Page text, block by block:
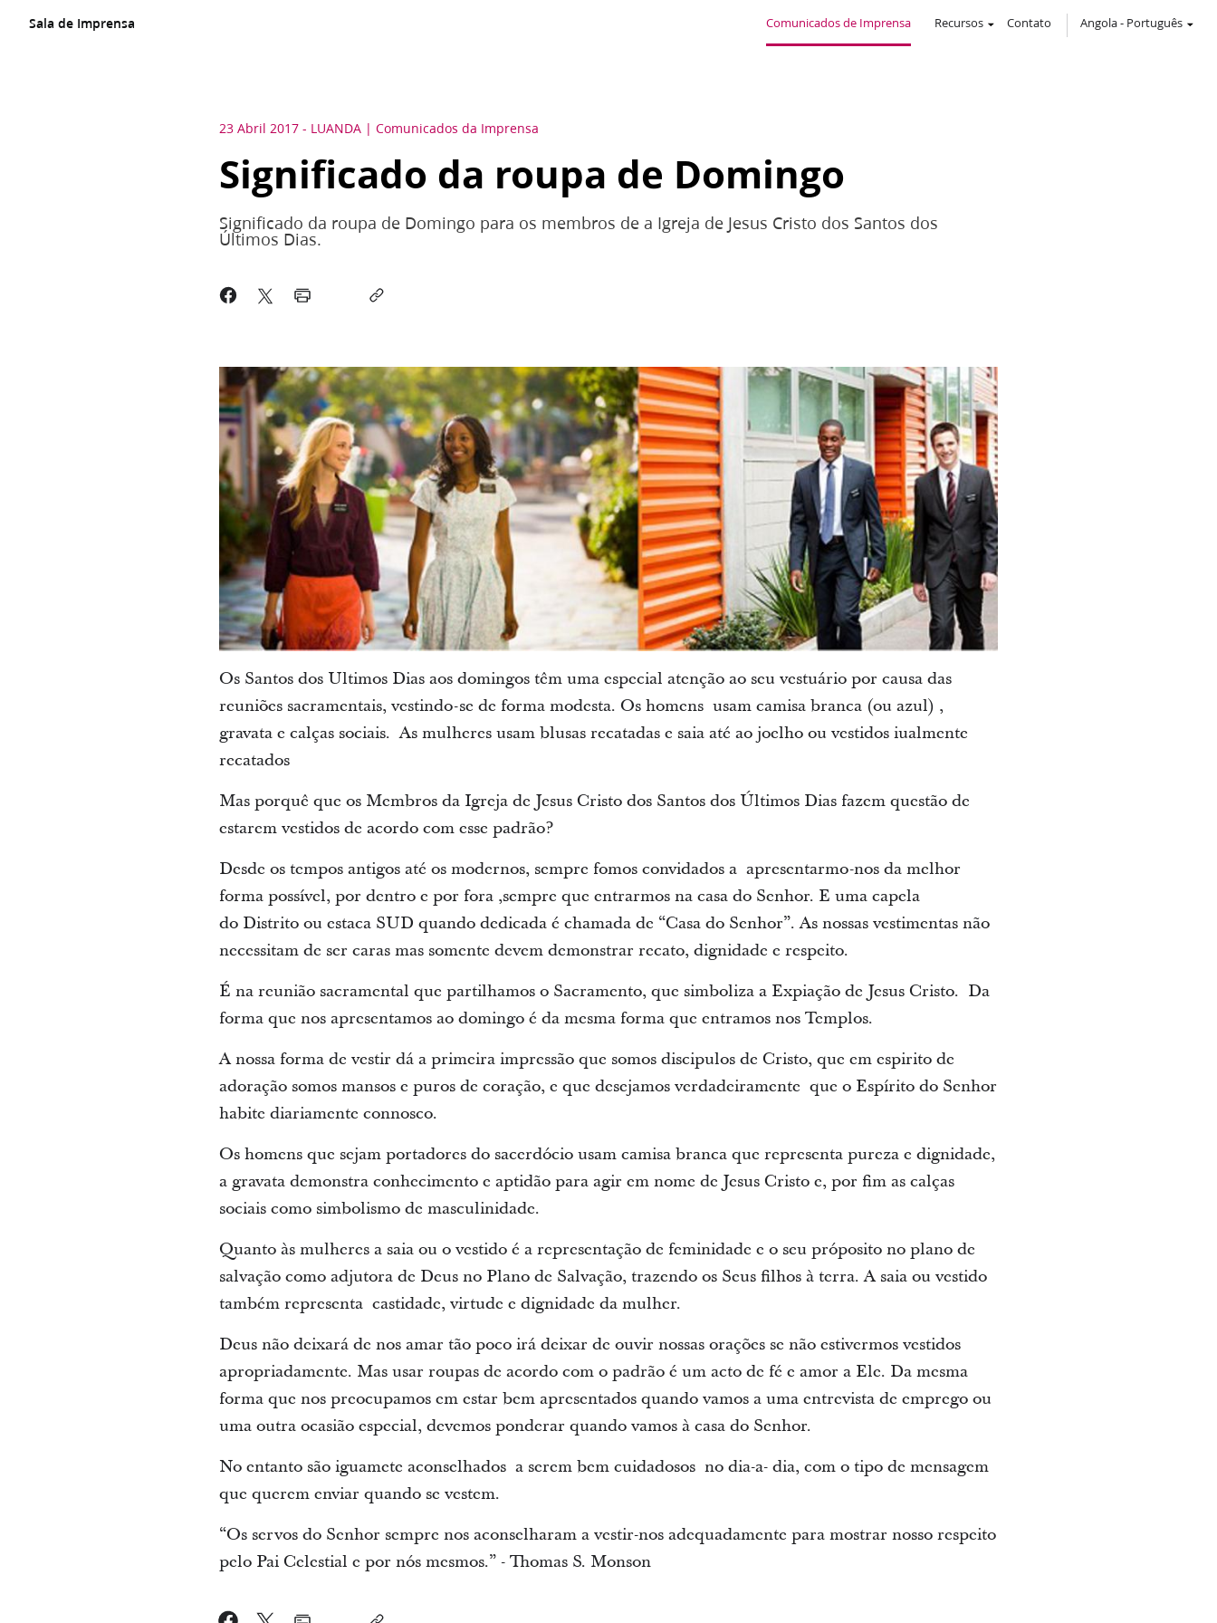
Sala de Imprensa Comunicados de Imprensa Recursos Contato Angola- Português
23 Abril 2017 - LUANDA Comunicados da Imprensa
Significado da roupa de Domingo
Significado da roupa de Domingo para os membros de a Igreja de Jesus Cristo dos Santos dos
Últimos Dias.
Os Santos dos Ultimos Dias aos domingos têm uma especial atenção ao seu vestuário por causa das
reuniões sacramentais, vestindo-se de forma modesta. Os homens usam camisa branca (ou azul) ,
gravata e calças sociais. As mulheres usam blusas recatadas e saia até ao joelho ou vestidos iualmente
recatados
Mas porquê que os Membros da Igreja de Jesus Cristo dos Santos dos Últimos Dias fazem questão de
estarem vestidos de acordo com esse padrão?
Desde os tempos antigos até os modernos, sempre fomos convidados a apresentarmo-nos da melhor
forma possível, por dentro e por fora ,sempre que entrarmos na casa do Senhor. E uma capela
do Distrito ou estaca SUD quando dedicada é chamada de “Casa do Senhor”. As nossas vestimentas não
necessitam de ser caras mas somente devem demonstrar recato, dignidade e respeito.
É na reunião sacramental que partilhamos o Sacramento, que simboliza a Expiação de Jesus Cristo. Da
forma que nos apresentamos ao domingo é da mesma forma que entramos nos Templos.
A nossa forma de vestir dá a primeira impressão que somos discipulos de Cristo, que em espirito de
adoração somos mansos e puros de coração, e que desejamos verdadeiramente que o Espírito do Senhor
habite diariamente connosco.
Os homens que sejam portadores do sacerdócio usam camisa branca que representa pureza e dignidade,
a gravata demonstra conhecimento e aptidão para agir em nome de Jesus Cristo e, por fim as calças
sociais como simbolismo de masculinidade.
Quanto às mulheres a saia ou o vestido é a representação de feminidade e o seu próposito no plano de
salvação como adjutora de Deus no Plano de Salvação, trazendo os Seus filhos à terra. A saia ou vestido
também representa castidade, virtude e dignidade da mulher.
Deus não deixará de nos amar tão poco irá deixar de ouvir nossas orações se não estivermos vestidos
apropriadamente. Mas usar roupas de acordo com o padrão é um acto de fé e amor a Ele. Da mesma
forma que nos preocupamos em estar bem apresentados quando vamos a uma entrevista de emprego ou
uma outra ocasião especial, devemos ponderar quando vamos à casa do Senhor.
No entanto são iguamete aconselhados a serem bem cuidadosos no dia-a- dia, com o tipo de mensagem
que querem enviar quando se vestem.
“Os servos do Senhor sempre nos aconselharam a vestir-nos adequadamente para mostrar nosso respeito
pelo Pai Celestial e por nós mesmos.” - Thomas S. Monson